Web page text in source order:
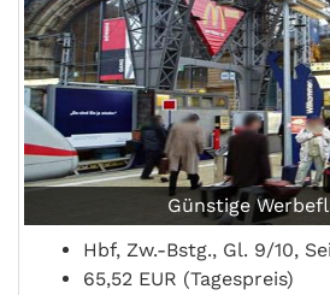
Günstige
Hbf, Zw.-Bstg., Gl. 9/10,
65,52 EUR (Tagespreis)